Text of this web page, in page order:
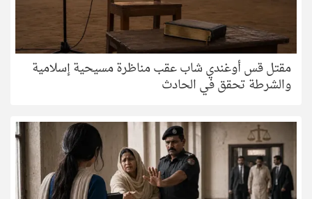
مقتل قس أوغندي شاب عقب مناظرة مسيحية إسلامية
والشرطة تحقق في الحادث